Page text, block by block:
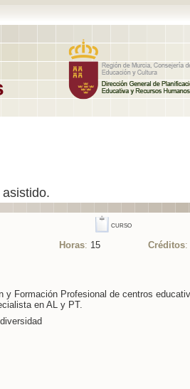
CURSO
Horas: 15 Créditos:
y Formación Profesional de centros
en AL y PT.